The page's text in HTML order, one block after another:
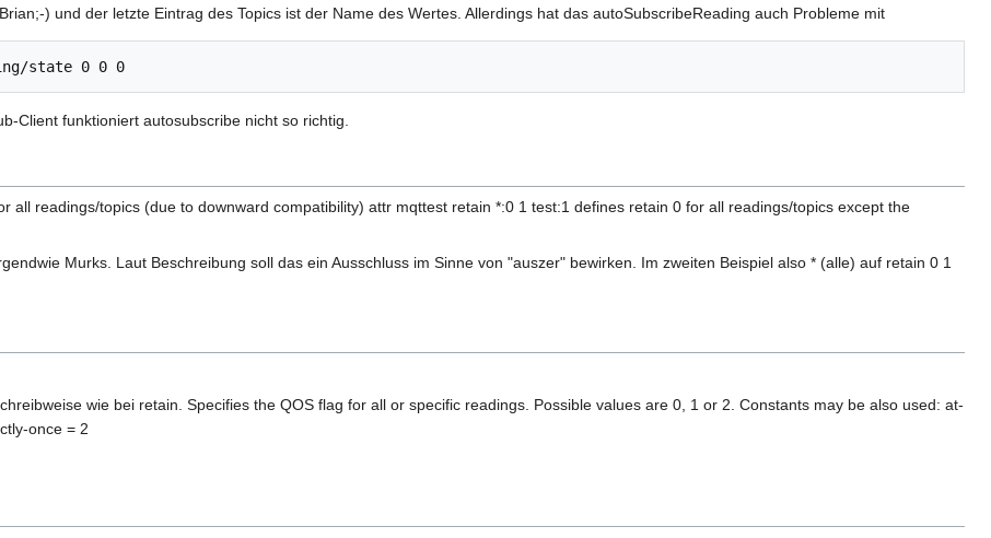
) und der letzte Eintrag des Topics ist der Name des Wertes. Allerdings hat das autoSubscribeReading auch Probleme mit
Client funktioniert autosubscribe nicht so richtig.
all readings/topics (due to downward compatibility) attr mqttest retain *:0 1 test:1 defines retain 0 for all readings/topics except the
Murks. Laut Beschreibung soll das ein Ausschluss im Sinne von "auszer" bewirken. Im zweiten Beispiel also * (alle) auf retain 0 1
wie bei retain. Specifies the QOS flag for all or specific readings. Possible values are 0, 1 or 2. Constants may be also used: at-
once = 2